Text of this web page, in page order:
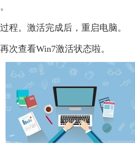
程。激活完成后，重启电脑。
次查看Win7激活状态啦。